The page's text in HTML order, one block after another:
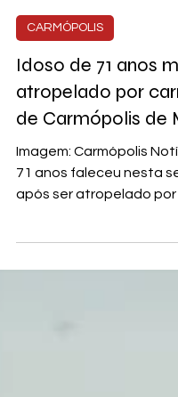
Sagarana Notícias
CARMÓPOLIS
Idoso de 71 anos
atropelado por
de Carmópolis de
Centro de...